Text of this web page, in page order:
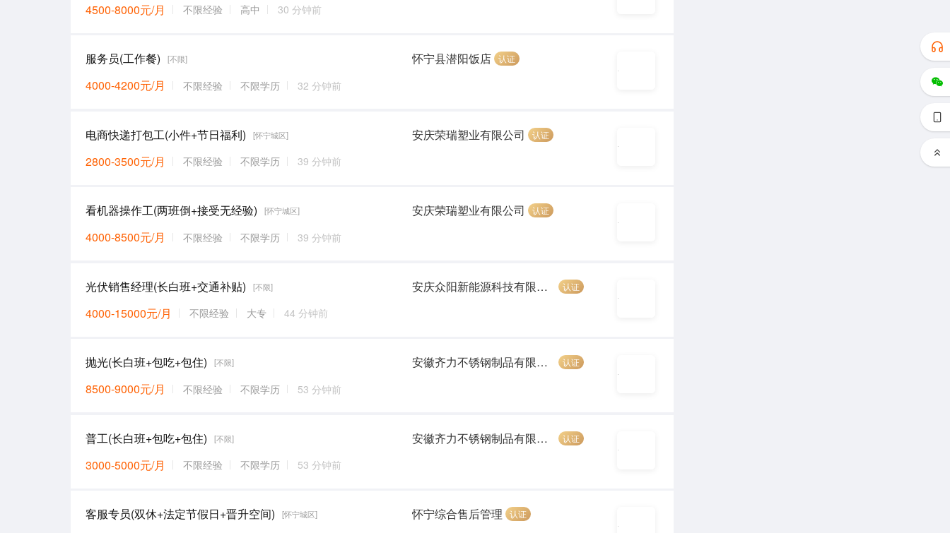
4500-8000元/月 不限经验 高中 30 分钟前
服务员(工作餐) [不限]
4000-4200元/月 不限经验 不限学历 32 分钟前
怀宁县潜阳饭店 认证
电商快递打包工(小件+节日福利) [怀宁城区]
2800-3500元/月 不限经验 不限学历 39 分钟前
安庆荣瑞塑业有限公司 认证
看机器操作工(两班倒+接受无经验) [怀宁城区]
4000-8500元/月 不限经验 不限学历 39 分钟前
安庆荣瑞塑业有限公司 认证
光伏销售经理(长白班+交通补贴) [不限]
4000-15000元/月 不限经验 大专 44 分钟前
安庆众阳新能源科技有限公司 认证
抛光(长白班+包吃+包住) [不限]
8500-9000元/月 不限经验 不限学历 53 分钟前
安徽齐力不锈钢制品有限公司 认证
普工(长白班+包吃+包住) [不限]
3000-5000元/月 不限经验 不限学历 53 分钟前
安徽齐力不锈钢制品有限公司 认证
客服专员(双休+法定节假日+晋升空间) [怀宁城区] 怀宁综合售后管理 认证